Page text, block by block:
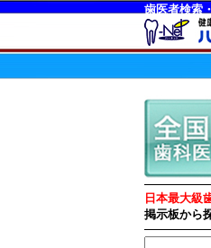
歯医者検索
日本最大級
掲示板から